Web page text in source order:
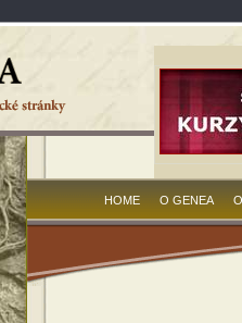
HOME O GENEA